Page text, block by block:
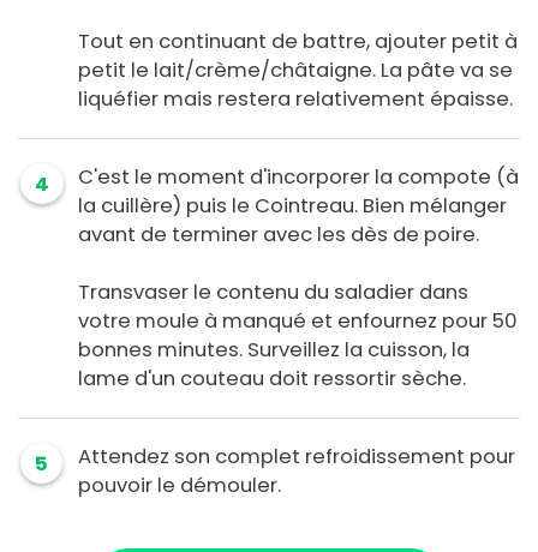
Tout en continuant de battre, ajouter petit à
petit le lait/crème/châtaigne. La pâte va se
liquéfier mais restera relativement épaisse.
4
C'est le moment d'incorporer la compote (à
la cuillère) puis le Cointreau. Bien mélanger
avant de terminer avec les dès de poire.
Transvaser le contenu du saladier dans
votre moule à manqué et enfournez pour 50
bonnes minutes. Surveillez la cuisson, la
lame d'un couteau doit ressortir sèche.
5
Attendez son complet refroidissement pour
pouvoir le démouler.